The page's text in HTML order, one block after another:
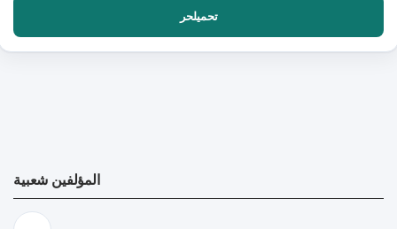
تحميلحر
المؤلفين شعبية